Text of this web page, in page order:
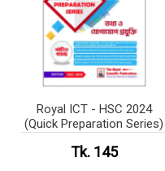
Royal ICT - HSC 2024
(Quick Preparation Series)
Tk. 145